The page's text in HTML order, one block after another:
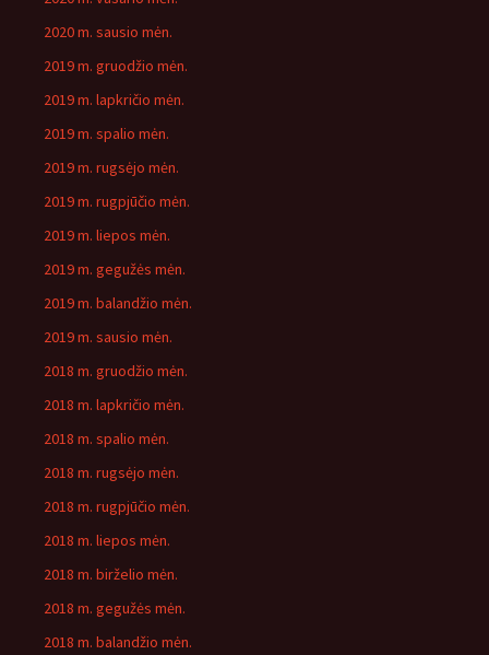
2020 m. sausio mėn.
2019 m. gruodžio mėn.
2019 m. lapkričio mėn.
2019 m. spalio mėn.
2019 m. rugsėjo mėn.
2019 m. rugpjūčio mėn.
2019 m. liepos mėn.
2019 m. gegužės mėn.
2019 m. balandžio mėn.
2019 m. sausio mėn.
2018 m. gruodžio mėn.
2018 m. lapkričio mėn.
2018 m. spalio mėn.
2018 m. rugsėjo mėn.
2018 m. rugpjūčio mėn.
2018 m. liepos mėn.
2018 m. birželio mėn.
2018 m. gegužės mėn.
2018 m. balandžio mėn.